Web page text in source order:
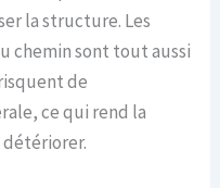
la structure. Les
chemin sont tout aussi
de
ce qui rend la